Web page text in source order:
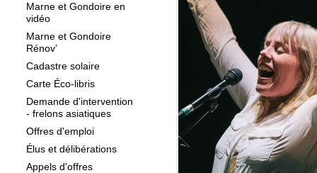
Marne et Gondoire en
vidéo
Marne et Gondoire
Rénov’
Cadastre solaire
Carte Éco-libris
Demande d'intervention
- frelons asiatiques
Offres d'emploi
Élus et délibérations
Appels d'offres